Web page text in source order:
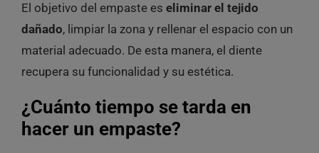
El objetivo del empaste es eliminar el tejido
dañado, limpiar la zona y rellenar el espacio con un
material adecuado. De esta manera, el diente
recupera su funcionalidad y su estética.
¿Cuánto tiempo se tarda en
hacer un empaste?